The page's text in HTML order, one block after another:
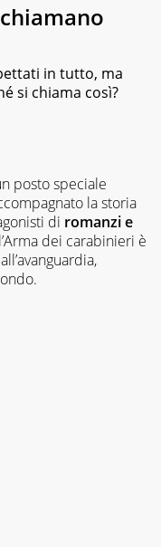
in tutto, ma
si chiama così?
posto speciale
la storia
di romanzi e
dei carabinieri è